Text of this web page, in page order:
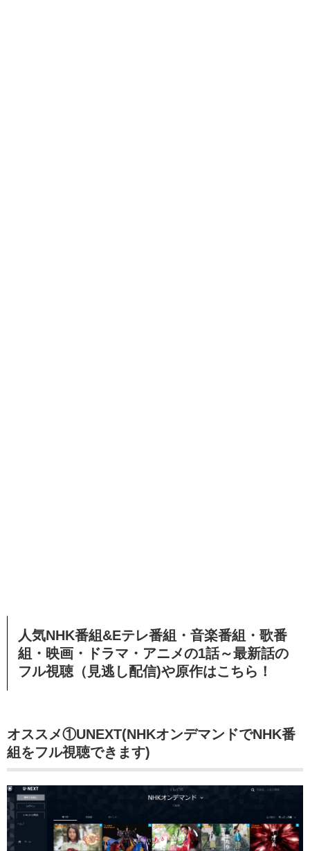
人気NHK番組&Eテレ番組 ・音楽番組・歌番
組・映画・ドラマ・アニメの1話～最新話の
フル視聴（見逃し配信)や原作はこちら！
オススメ①UNEXT(NHKオンデマンドでNHK番
組をフル視聴できます)